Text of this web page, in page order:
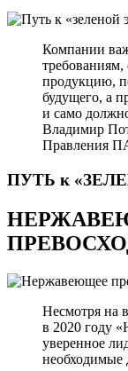
Компании
требованиям,
продукцию,
будущего, а
и само
Владимир
Правления
ПУТЬ к
Несмотря на
в 2020 году
уверенное
необходимые